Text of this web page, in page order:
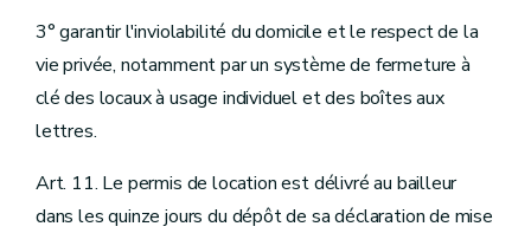
3° garantir l'inviolabilité du domicile et le respect de la
vie privée, notamment par un système de fermeture à
clé des locaux à usage individuel et des boîtes aux
lettres.
Art. 11. Le permis de location est délivré au bailleur
dans les quinze jours du dépôt de sa déclaration de mise